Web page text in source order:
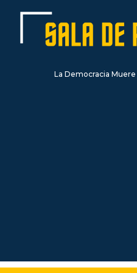
La Democracia Muere